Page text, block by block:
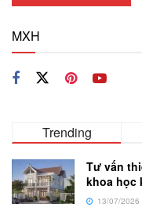
MXH
Trending
Tư vấn
khoa học
13/07/2026